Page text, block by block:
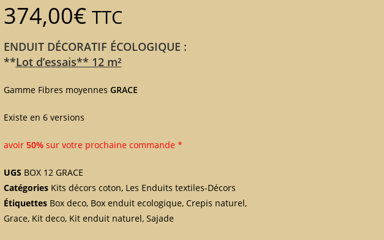
374,00€ TTC
ENDUIT DÉCORATIF ÉCOLOGIQUE :
**Lot d’essais** 12 m²
Gamme Fibres moyennes GRACE
Existe en 6 versions
avoir 50%sur votre prochaine commande *
UGS BOX 12 GRACE
Catégories Kits décors coton, Les Enduits textiles-Décors
Étiquettes Box deco, Box enduit ecologique, Crepis naturel,
Grace, Kit deco, Kit enduit naturel, Sajade